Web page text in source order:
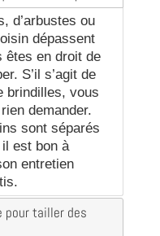
d’arbustes ou
dépassent
êtes en droit de
S’il s’agit de
brindilles, vous
demander.
sont séparés
est bon à
entretien
pour tailler des